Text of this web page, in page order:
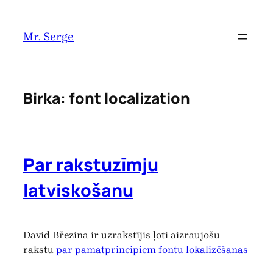
saturu
Mr. Serge
Birka: font localization
Par rakstuzīmju
latviskošanu
David Březina ir uzrakstījis ļoti aizraujošu
rakstu par pamatprincipiem fontu lokalizēšanas